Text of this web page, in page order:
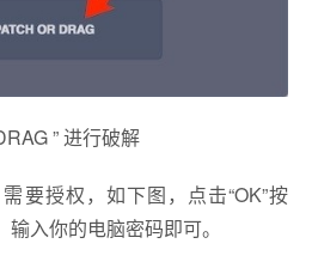
” 进行破解
要授权，如下图，点击“OK”按
入你的电脑密码即可。